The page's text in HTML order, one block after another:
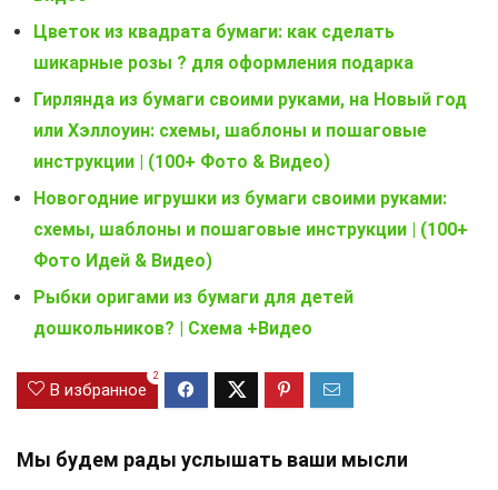
Цветок из квадрата бумаги: как сделать
шикарные розы ? для оформления подарка
Гирлянда из бумаги своими руками, на Новый год
или Хэллоуин: схемы, шаблоны и пошаговые
инструкции | (100+ Фото & Видео)
Новогодние игрушки из бумаги своими руками:
схемы, шаблоны и пошаговые инструкции | (100+
Фото Идей & Видео)
Рыбки оригами из бумаги для детей
дошкольников? | Схема +Видео
В избранное
2
Мы будем рады услышать ваши мысли